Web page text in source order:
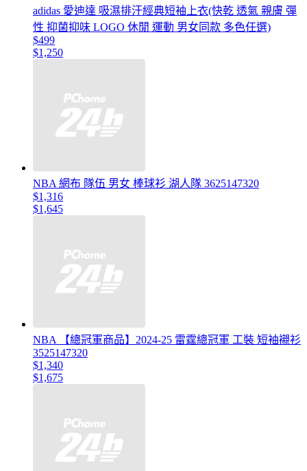
adidas 愛迪達 吸濕排汗經典短袖上衣(快乾 透氣 親膚 彈
性 抑菌抑味 LOGO 休閒 運動 男女同款 多色任選)
$499
$1,250
NBA 網布 隊伍 男女 棒球衫 湖人隊 3625147320
$1,316
$1,645
NBA 【總冠軍商品】2024-25 雷霆總冠軍 工裝 短袖襯衫
3525147320
$1,340
$1,675